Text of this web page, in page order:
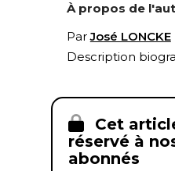
À propos de
ParJosé LONCKE
Description
Cet
réservé à
abonnés